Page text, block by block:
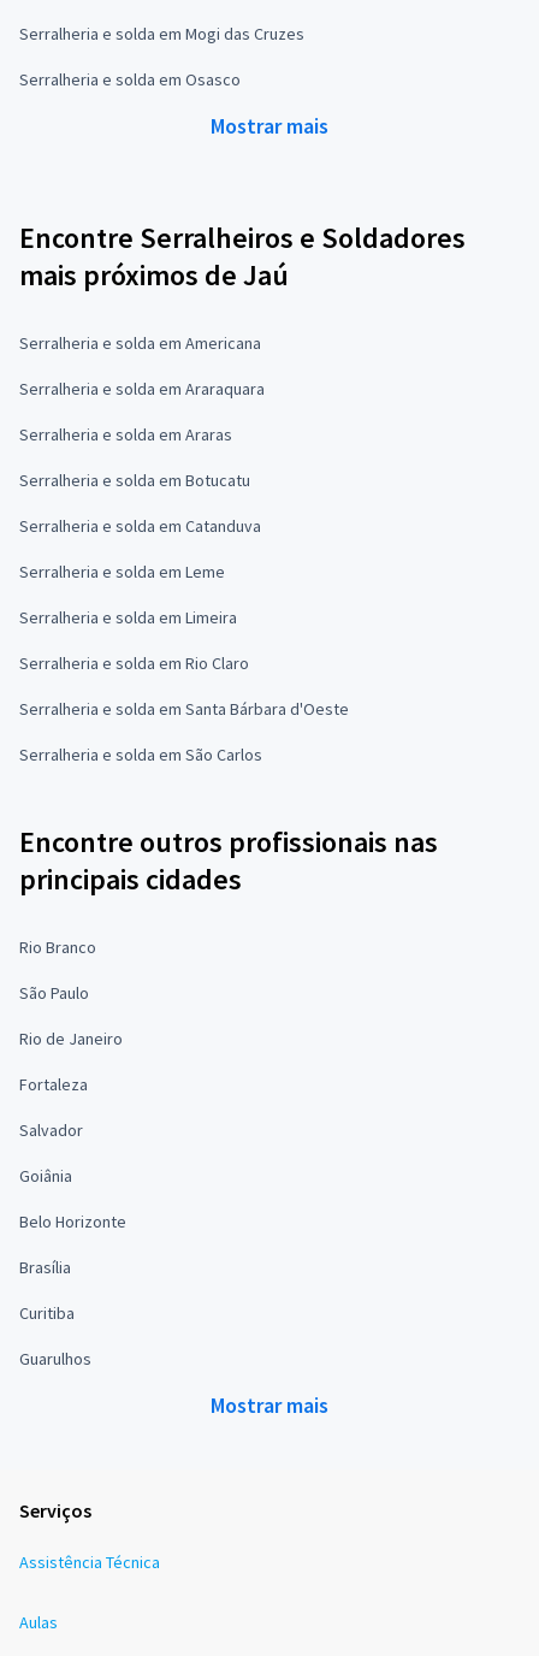
Serralheria e solda em Mogi das Cruzes
Serralheria e solda em Osasco
Mostrar mais
Encontre Serralheiros e Soldadores
mais próximos de Jaú
Serralheria e solda em Americana
Serralheria e solda em Araraquara
Serralheria e solda em Araras
Serralheria e solda em Botucatu
Serralheria e solda em Catanduva
Serralheria e solda em Leme
Serralheria e solda em Limeira
Serralheria e solda em Rio Claro
Serralheria e solda em Santa Bárbara d'Oeste
Serralheria e solda em São Carlos
Encontre outros profissionais nas
principais cidades
Rio Branco
São Paulo
Rio de Janeiro
Fortaleza
Salvador
Goiânia
Belo Horizonte
Brasília
Curitiba
Guarulhos
Mostrar mais
Serviços
Assistência Técnica
Aulas